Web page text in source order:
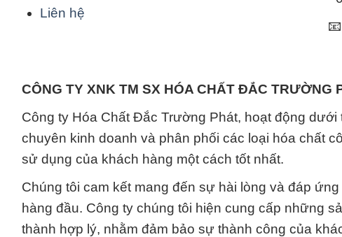
Liên hệ
CÔNG TY XNK TM SX HÓA CHẤT ĐẮC TRƯỜNG
Công ty Hóa Chất Đắc Trường Phát, hoạt động dưới
chuyên kinh doanh và phân phối các loại hóa chất
sử dụng của khách hàng một cách tốt nhất.
Chúng tôi cam kết mang đến sự hài lòng và đáp
hàng đầu. Công ty chúng tôi hiện cung cấp những
thành hợp lý, nhằm đảm bảo sự thành công của